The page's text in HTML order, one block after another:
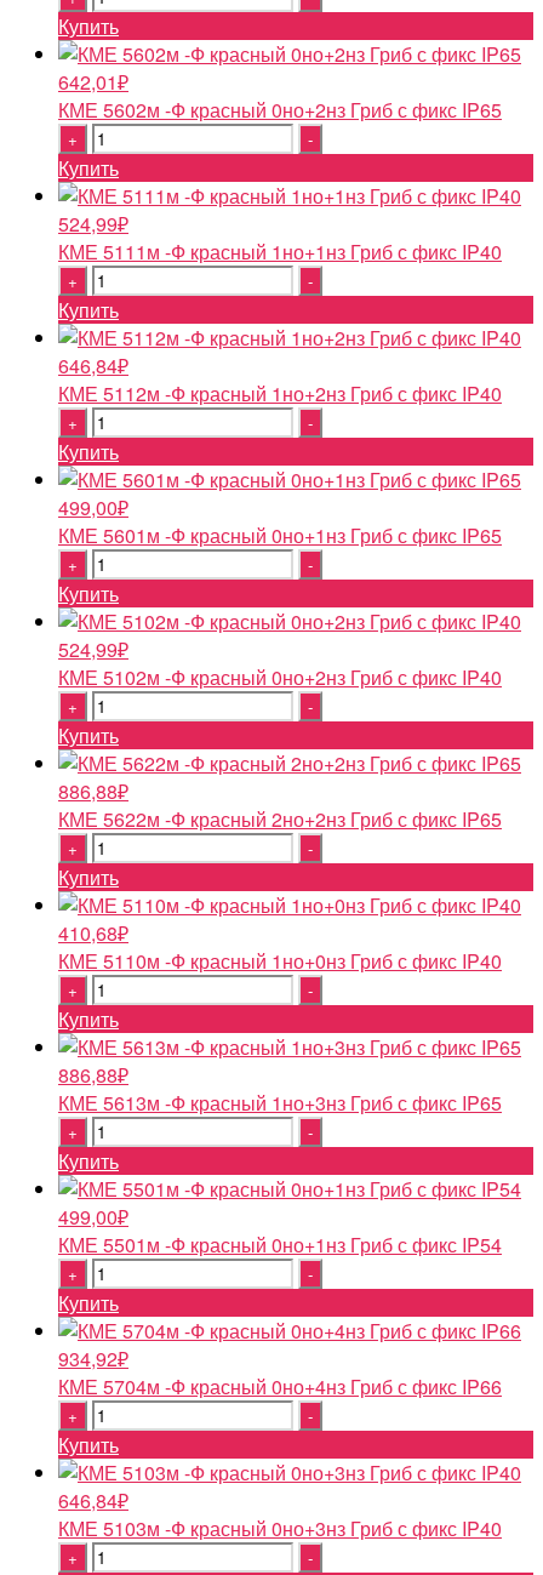
Купить
642,01₽
КМЕ 5602м -Ф красный 0но+2нз Гриб с фикс IP65
Quantity
Купить
524,99₽
КМЕ 5111м -Ф красный 1но+1нз Гриб с фикс IP40
Quantity
Купить
646,84₽
КМЕ 5112м -Ф красный 1но+2нз Гриб с фикс IP40
Quantity
Купить
499,00₽
КМЕ 5601м -Ф красный 0но+1нз Гриб с фикс IP65
Quantity
Купить
524,99₽
КМЕ 5102м -Ф красный 0но+2нз Гриб с фикс IP40
Quantity
Купить
886,88₽
КМЕ 5622м -Ф красный 2но+2нз Гриб с фикс IP65
Quantity
Купить
410,68₽
КМЕ 5110м -Ф красный 1но+0нз Гриб с фикс IP40
Quantity
Купить
886,88₽
КМЕ 5613м -Ф красный 1но+3нз Гриб с фикс IP65
Quantity
Купить
499,00₽
КМЕ 5501м -Ф красный 0но+1нз Гриб с фикс IP54
Quantity
Купить
934,92₽
КМЕ 5704м -Ф красный 0но+4нз Гриб с фикс IP66
Quantity
Купить
646,84₽
КМЕ 5103м -Ф красный 0но+3нз Гриб с фикс IP40
Quantity